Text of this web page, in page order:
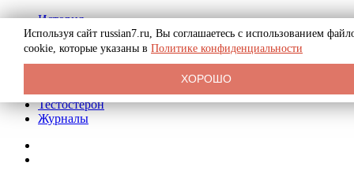
История
Биография
Криминал
Реклама на сайте
Тестостерон
Журналы
Используя сайт russian7.ru, Вы соглашаетесь с использованием
cookie, которые указаны в Политике конфиденциальности
ХОРОШО